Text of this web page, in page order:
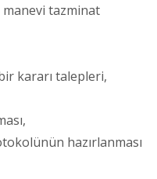
manevi tazminat
kararı talepleri,
hazırlanması